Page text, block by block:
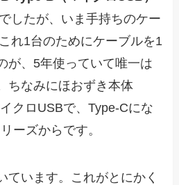
したが、いま手持ちのケー
れ1台のためにケーブルを1
が、5年使っていて唯一は
ちなみにほおずき本体
クロUSBで、Type-Cにな
ーズからです。
ています。これがとにかく